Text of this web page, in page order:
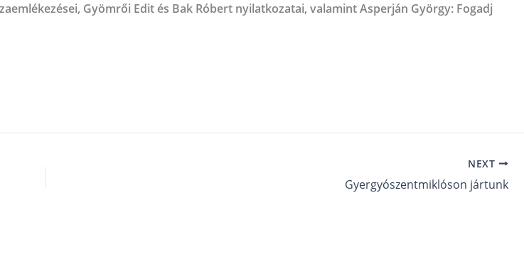
Gyömrői Edit és Bak Róbert nyilatkozatai, valamint Asperján György: Fogadj
NEXT
Gyergyószentmiklóson jártunk